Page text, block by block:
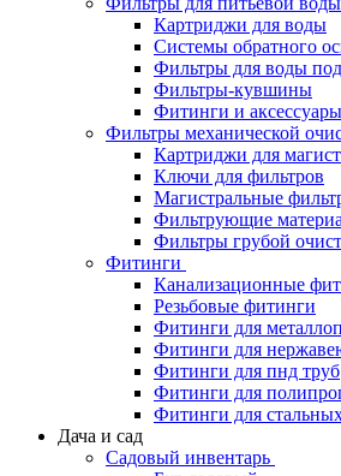
Картриджи для воды
Системы обратного
Фильтры для воды
Фильтры-кувшины
Фитинги и
Фильтры механической
Картриджи для
Ключи для фильтров
Магистральные
Фильтрующие
Фильтры грубой
Фитинги
Канализационные
Резьбовые фитинги
Фитинги для
Фитинги для
Фитинги для пнд труб
Фитинги для
Фитинги для
Дача и сад
Садовый инвентарь